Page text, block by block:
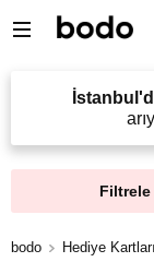
Filtrele
bodo Hediye Kartları